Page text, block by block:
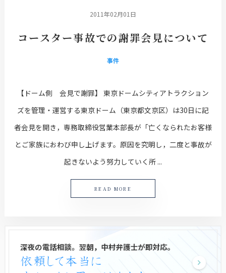
2011年02月01日
コースター事故での謝罪会見について
事件
【ドーム側 会見で謝罪】 東京ドームシティアトラクション
ズを管理・運営する東京ドーム（東京都文京区）は30日に記
者会見を開き，専務取締役営業本部長が「亡くなられたお客様
とご家族におわび申し上げます。原因を究明し，二度と事故が
起きないよう努力していく所 ...
READ MORE